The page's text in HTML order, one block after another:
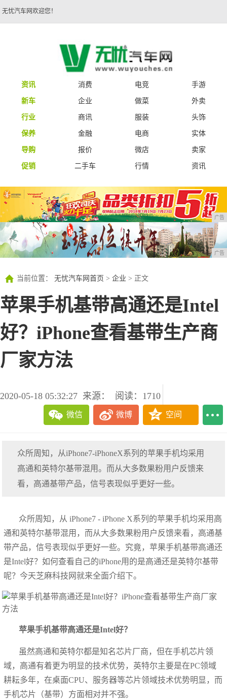
无忧汽车网欢迎您！
资讯 消费 电竞
手游
新车
企业 做菜
外卖
行业
商讯 服装
头饰
保养
金融 电商
实体
导购
报价 微店
卖家
促销
二手车 行情 资讯
广告
广告
当前位置： 无忧汽车网首页 > 企业 > 正文
苹果手机基带高通还是Intel
好？iPhone查看基带生产商
厂家方法
2020-05-18 05:32:27 来源： 阅读：1710
微信 微博 空间
众所周知，从iPhone7-iPhoneX系列的苹果手机均采用
高通和英特尔基带混用。而从大多数果粉用户反馈来
看，高通基带产品，信号表现似乎更好一些。
众所周知，从 iPhone7 - iPhone X系列的苹果手机均采用高
通和英特尔基带混用，而从大多数果粉用户反馈来看，高通基
带产品，信号表现似乎更好一些。究竟，苹果手机基带高通还
是Intel好？如何查看自己的iPhone用的是高通还是英特尔基带
呢？今天芝麻科技网就来全面介绍下。
苹果手机基带高通还是Intel好？
虽然高通和英特尔都是知名芯片厂商，但在手机芯片领
域，高通有着更为明显的技术优势，英特尔主要是在PC领域
耕耘多年，在桌面CPU、服务器等芯片领域技术优势明显，而
手机芯片（基带）方面相对并不强。